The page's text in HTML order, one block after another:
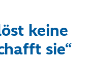
keine
sie“